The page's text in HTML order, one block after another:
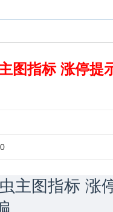
图指标 涨停提
主图指标 涨